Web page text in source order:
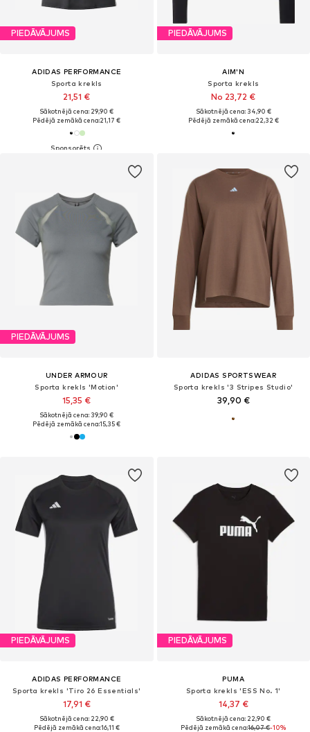
PIEDĀVĀJUMS
ADIDAS PERFORMANCE
Sporta krekls
21,51 €
Sākotnējā cena: 29,90 €
Pēdējā zemākā cena:21,17 €
PIEDĀVĀJUMS
AIM'N
Sporta krekls
No 23,72 €
Sākotnējā cena: 34,90 €
Pēdējā zemākā cena:22,32 €
PIEDĀVĀJUMS
UNDER ARMOUR
Sporta krekls 'Motion'
15,35 €
Sākotnējā cena: 39,90 €
Pēdējā zemākā cena:15,35 €
ADIDAS SPORTSWEAR
Sporta krekls '3 Stripes Studio'
39,90 €
PIEDĀVĀJUMS
ADIDAS PERFORMANCE
Sporta krekls 'Tiro 26 Essentials'
17,91 €
Sākotnējā cena: 22,90 €
Pēdējā zemākā cena:16,11 €
PIEDĀVĀJUMS
PUMA
Sporta krekls 'ESS No. 1'
14,37 €
Sākotnējā cena: 22,90 €
Pēdējā zemākā cena:16,07 €-10%